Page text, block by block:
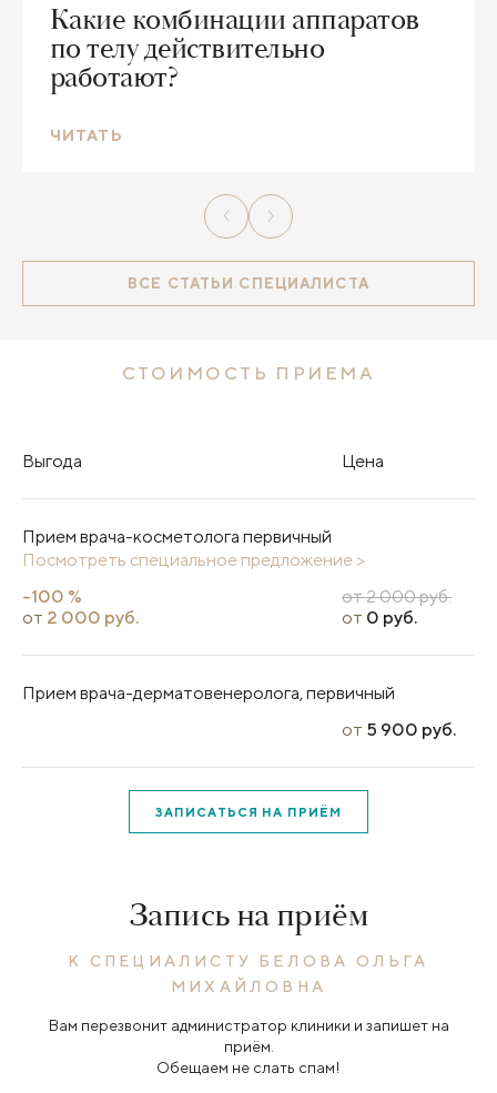
Какие комбинации аппаратов
по телу действительно
работают?
ЧИТАТЬ
ВСЕ СТАТЬИ СПЕЦИАЛИСТА
СТОИМОСТЬ ПРИЕМА
Выгода Цена
Прием врача-косметолога первичный
Посмотреть специальное предложение >
-100 %
от 2 000 руб.
от 2 000 руб.
от 0 руб.
Прием врача-дерматовенеролога, первичный
от 5 900 руб.
ЗАПИСАТЬСЯ НА ПРИЁМ
Запись на приём
К СПЕЦИАЛИСТУ БЕЛОВА ОЛЬГА
МИХАЙЛОВНА
Вам перезвонит администратор клиники и запишет на
приём.
Обещаем не слать спам!